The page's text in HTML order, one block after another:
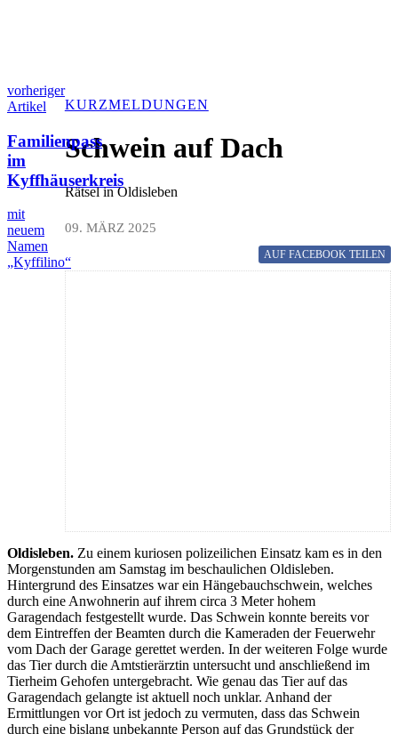
vorheriger
Artikel
Familienpass
im
Kyffhäuserkreis
mit
neuem
Namen
„Kyffilino“
KURZMELDUNGEN
Schwein auf Dach
Rätsel in Oldisleben
09. MÄRZ 2025
AUF FACEBOOK TEILEN
Oldisleben. Zu einem kuriosen polizeilichen Einsatz kam es in den
Morgenstunden am Samstag im beschaulichen Oldisleben.
Hintergrund des Einsatzes war ein Hängebauchschwein, welches
durch eine Anwohnerin auf ihrem circa 3 Meter hohem
Garagendach festgestellt wurde. Das Schwein konnte bereits vor
dem Eintreffen der Beamten durch die Kameraden der Feuerwehr
vom Dach der Garage gerettet werden. In der weiteren Folge wurde
das Tier durch die Amtstierärztin untersucht und anschließend im
Tierheim Gehofen untergebracht. Wie genau das Tier auf das
Garagendach gelangte ist aktuell noch unklar. Anhand der
Ermittlungen vor Ort ist jedoch zu vermuten, dass das Schwein
durch eine bislang unbekannte Person auf das Grundstück der